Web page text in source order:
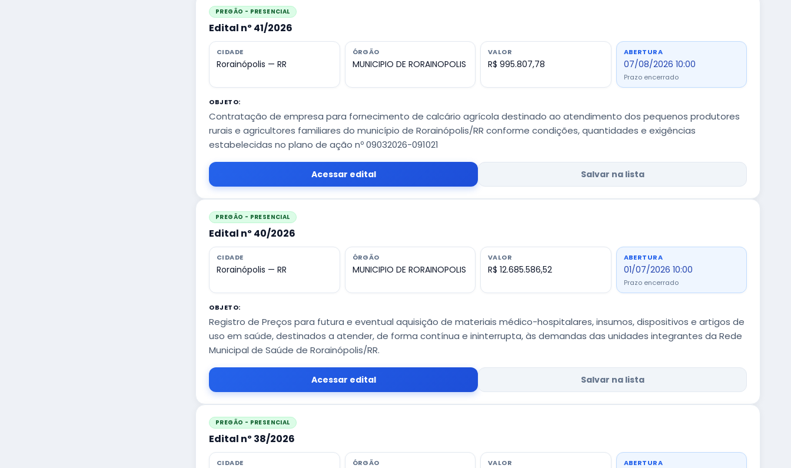
PREGÃO - PRESENCIAL
Edital nº 41/2026
CIDADE
Rorainópolis — RR
ÓRGÃO
MUNICIPIO DE RORAINOPOLIS
VALOR
R$ 995.807,78
ABERTURA
07/08/2026 10:00
Prazo encerrado
OBJETO:
Contratação de empresa para fornecimento de calcário agrícola destinado ao atendimento dos pequenos produtores
rurais e agricultores familiares do município de Rorainópolis/RR conforme condições, quantidades e exigências
estabelecidas no plano de ação nº 09032026-091021
Acessar edital Salvar na lista
PREGÃO - PRESENCIAL
Edital nº 40/2026
CIDADE
Rorainópolis — RR
ÓRGÃO
MUNICIPIO DE RORAINOPOLIS
VALOR
R$ 12.685.586,52
ABERTURA
01/07/2026 10:00
Prazo encerrado
OBJETO:
Registro de Preços para futura e eventual aquisição de materiais médico-hospitalares, insumos, dispositivos e artigos de
uso em saúde, destinados a atender, de forma contínua e ininterrupta, às demandas das unidades integrantes da Rede
Municipal de Saúde de Rorainópolis/RR.
Acessar edital Salvar na lista
PREGÃO - PRESENCIAL
Edital nº 38/2026
CIDADE ÓRGÃO VALOR ABERTURA